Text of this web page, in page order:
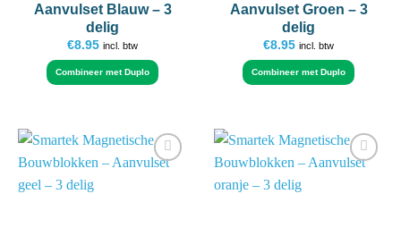
Aanvulset Blauw – 3
delig
€8.95 incl. btw
Combineer met Duplo
Aanvulset Groen – 3
delig
€8.95 incl. btw
Combineer met Duplo